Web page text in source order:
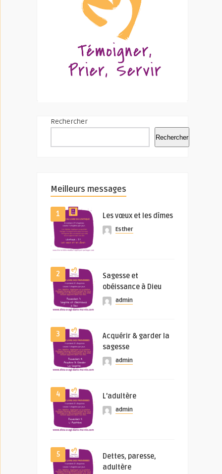
Rechercher
Rechercher
Meilleurs messages
1 Les vœux et les dîmes
Esther
2
Sagesse et
obéissance à Dieu
admin
3
Acquérir & garder la
sagesse
admin
4 L’adultère
admin
5
Dettes, paresse,
adultère